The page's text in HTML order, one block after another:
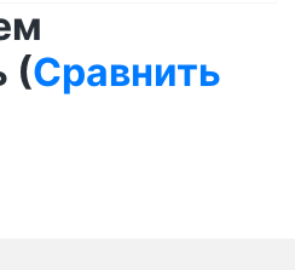
(Сравнить